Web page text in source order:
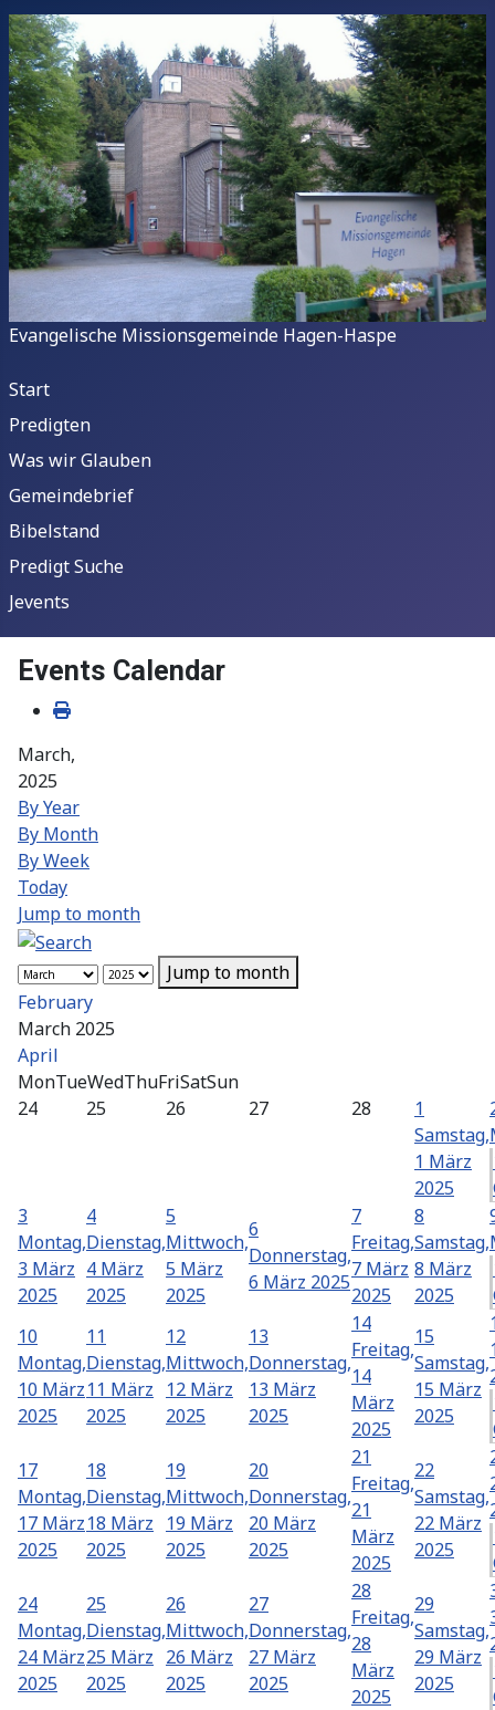
Evangelische Missionsgemeinde Hagen-Haspe
Start
Predigten
Was wir Glauben
Gemeindebrief
Bibelstand
Predigt Suche
Jevents
Events Calendar
March,
2025
By Year
By Month
By Week
Today
Jump to month
Jump to month
February
March 2025
April
MonTueWedThuFriSatSun
24
25 26 27 28
1
Samstag,
1 März
2025
3
Montag,
3 März
2025
4
Dienstag,
4 März
2025
5
Mittwoch,
5 März
2025
6
Donnerstag,
6 März 2025
7
Freitag,
7 März
2025
8
Samstag,
8 März
2025
10
Montag,
10 März
2025
11
Dienstag,
11 März
2025
12
Mittwoch,
12 März
2025
13
Donnerstag,
13 März
2025
14
Freitag,
14
März
2025
15
Samstag,
15 März
2025
17
Montag,
17 März
2025
18
Dienstag,
18 März
2025
19
Mittwoch,
19 März
2025
20
Donnerstag,
20 März
2025
21
Freitag,
21
März
2025
22
Samstag,
22 März
2025
24
Montag,
24 März
2025
25
Dienstag,
25 März
2025
26
Mittwoch,
26 März
2025
27
Donnerstag,
27 März
2025
28
Freitag,
28
März
2025
29
Samstag,
29 März
2025